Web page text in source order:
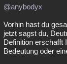
@anybodyx
Vorhin hast du
jetzt sagst du,
Definition erschafft
Bedeutung oder